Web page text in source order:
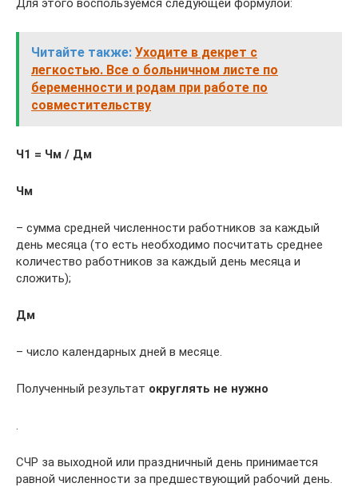
Читайте также: Уходите в декрет с
легкостью. Все о больничном листе по
беременности и родам при работе по
совместительству
Ч1 = Чм / Дм
Чм
– сумма средней численности работников за каждый
день месяца (то есть необходимо посчитать среднее
количество работников за каждый день месяца и
сложить);
Дм
– число календарных дней в месяце.
Полученный результат округлять не нужно
СЧР за выходной или праздничный день принимается
равной численности за предшествующий рабочий день.